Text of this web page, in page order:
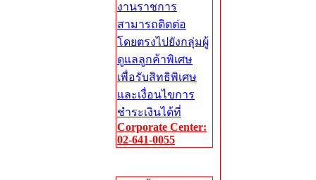
งานราชการ
สามารถติดต่อ
โดยตรงไปยังกลุ่มผู้
ดูแลลูกค้าพิเศษ
เพื่อรับสิทธิพิเศษ
และเงื่อนไขการ
ชำระเงินได้ที่
Corporate Center:
02-641-0055